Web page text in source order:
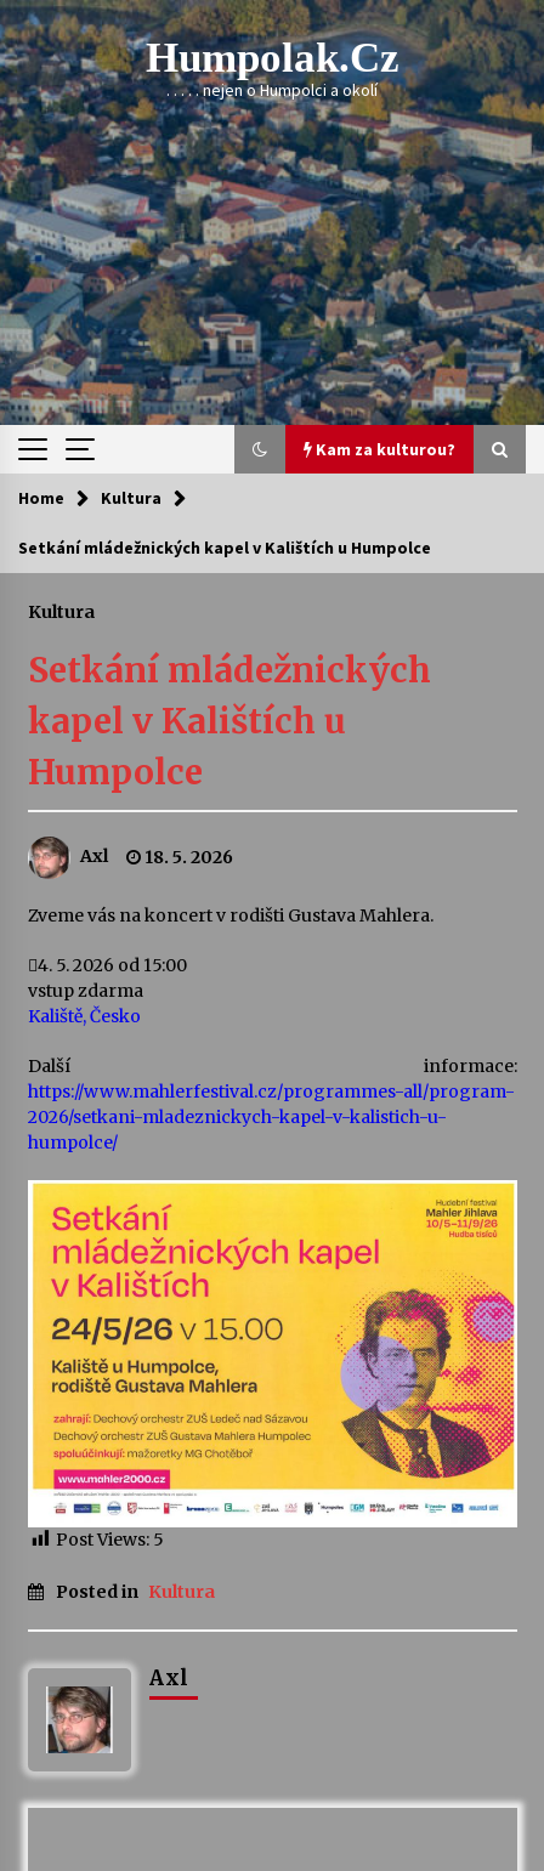
Skip
to
content
Humpolak.cz
. . . . . nejen o Humpolci a okolí
Kam za kulturou?
Kam za kulturou?
Vernisáž výstavy Josefíny Duškové: Stávám se
kapkou
Veselí muzikanti
Pozvánka na integrační festival Quijotova
28. 7. 2026
Letní koncerty ve Stromovce: Rufus Miller
22. 7. 2026
Vysočinka
17. 7. 2026
Ozvěny prázdnin
14. 7. 2026
Za kulturou kousek za Humpolec. V Želivě ožije
odkaz Josefa Čapka
13. 7. 2026
Varhanní recitál Michala Novenka v Klášteře
Petr Adamec – Malovaný svět
Home Kultura
Setkání mládežnických kapel v Kalištích u Humpolce
Kultura
Setkání mládežnických
kapel v Kalištích u
Humpolce
Axl 18. 5. 2026
Zveme vás na koncert v rodišti Gustava Mahlera.
4. 5. 2026 od 15:00
vstup zdarma
Kaliště, Česko
Další informace:
https://www.mahlerfestival.cz/programmes-all/program-
2026/setkani-mladeznickych-kapel-v-kalistich-u-
humpolce/
Post Views: 5
Posted in Kultura
Axl